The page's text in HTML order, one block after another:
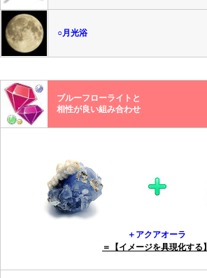
○月光浴
ブルーフローライトと
相性が良い組み合わせ
＋アクアオーラ
＝【イメージを具現化する】